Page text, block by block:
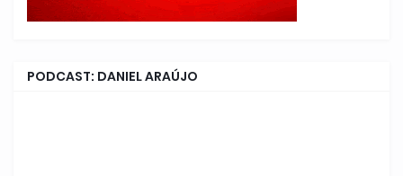
PODCAST: DANIEL ARAÚJO